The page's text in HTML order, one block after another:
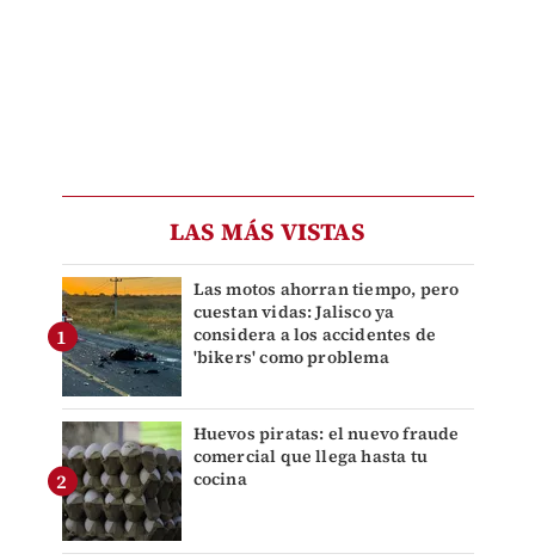
LAS MÁS VISTAS
Las motos ahorran tiempo, pero
cuestan vidas: Jalisco ya
considera a los accidentes de
'bikers' como problema
Huevos piratas: el nuevo fraude
comercial que llega hasta tu
cocina